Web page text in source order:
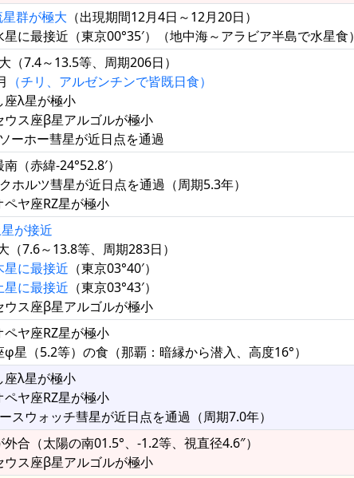
群が極大 （出現期間12月4日～12月20日）
に最接近（東京00°35′）（地中海～アラビア半島で水星食）
（7.4～13.5等、周期206日）
（チリ、アルゼンチンで皆既日食）
座λ星が極小
ス座β星アルゴルが極小
ーホー彗星が近日点を通過
（赤緯-24°52.8′）
ホルツ彗星が近日点を通過（周期5.3年）
ヤ座RZ星が極小
が接近
（7.6～13.8等、周期283日）
星に最接近 （東京03°40′）
星に最接近 （東京03°43′）
ス座β星アルゴルが極小
ヤ座RZ星が極小
星（5.2等）の食（那覇：暗縁から潜入、高度16°）
座λ星が極小
ヤ座RZ星が極小
スウォッチ彗星が近日点を通過（周期7.0年）
合（太陽の南01.5°、-1.2等、視直径4.6″）
ス座β星アルゴルが極小